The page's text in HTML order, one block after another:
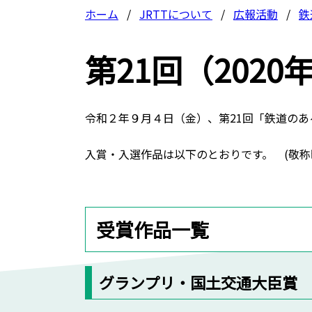
ホーム JRTTについて 広報活動
第21回（2020
令和２年９月４日（金）、第21回「鉄道の
入賞・入選作品は以下のとおりです。 (敬
受賞作品一覧
グランプリ・国土交通大臣賞